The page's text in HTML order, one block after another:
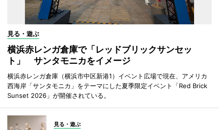
見る・遊ぶ
横浜赤レンガ倉庫で「レッドブリックサンセッ
ト」 サンタモニカをイメージ
横浜赤レンガ倉庫（横浜市中区新港1）イベント広場で現在、アメリカ
西海岸「サンタモニカ」をテーマにした夏季限定イベント「Red Brick
Sunset 2026」が開催されている。
見る・遊ぶ